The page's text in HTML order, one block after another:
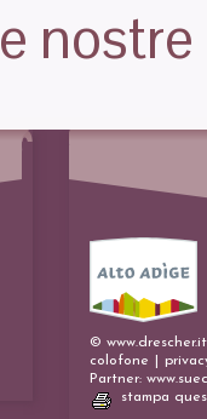
©
colofone
Partner:
stampa